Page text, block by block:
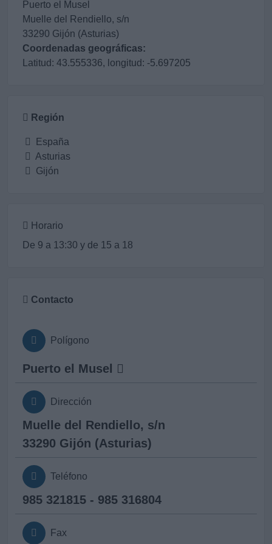
Puerto el Musel
Muelle del Rendiello, s/n
33290 Gijón (Asturias)
Coordenadas geográficas:
Latitud: 43.555336, longitud: -5.697205
Región
España
Asturias
Gijón
Horario
De 9 a 13:30 y de 15 a 18
Contacto
Polígono
Puerto el Musel
Dirección
Muelle del Rendiello, s/n
33290 Gijón (Asturias)
Teléfono
985 321815 - 985 316804
Fax